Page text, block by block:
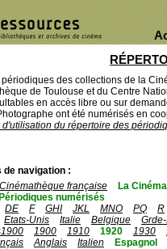
des collections de la
de Toulouse et du Centre
en accès libre ou sur
ont été numérisés en
du répertoire des
navigation :
française La
Périodiques numérisés
DE F GHI JKL MNO PQ R
Etats-Unis Italie Belgique
1900 1910 1920 1930
Anglais Italien Espagnol